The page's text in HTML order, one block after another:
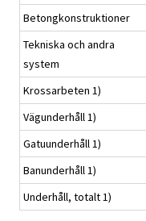
Betongkonstruktioner
Tekniska och andra
system
Krossarbeten 1)
Vägunderhåll 1)
Gatuunderhåll 1)
Banunderhåll 1)
Underhåll, totalt 1)